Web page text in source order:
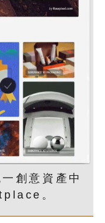
創意資產中
。